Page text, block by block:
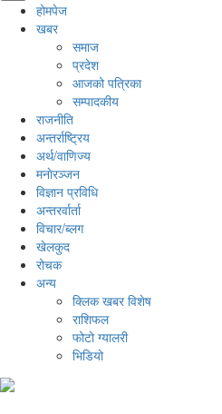
होमपेज
खबर
समाज
प्रदेश
आजको पत्रिका
सम्पादकीय
राजनीति
अन्तर्राष्ट्रिय
अर्थ/वाणिज्य
मनाेरञ्जन
विज्ञान प्रविधि
अन्तरर्वार्ता
विचार/ब्लग
खेलकुद
रोचक
अन्य
क्लिक खबर विशेष
राशिफल
फोटो ग्यालरी
भिडियो